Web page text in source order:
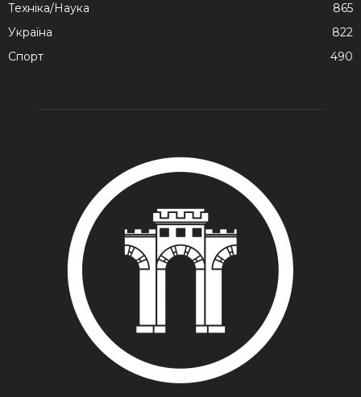
Техніка/Наука
865
Україна
822
Спорт
490